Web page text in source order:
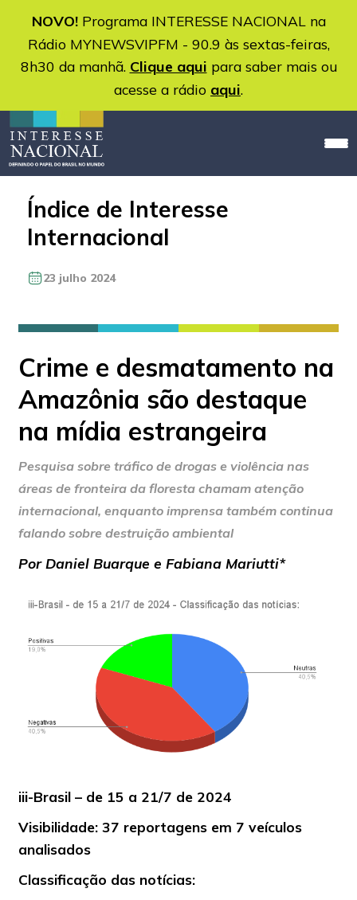
NOVO!Programa INTERESSE NACIONAL na
Rádio MYNEWSVIPFM - 90.9 às sextas-feiras,
8h30 da manhã. Clique aqui para saber mais ou
acesse a rádio aqui.
Índice de Interesse
Internacional
23 julho 2024
Crime e desmatamento na
Amazônia são destaque
na mídia estrangeira
Pesquisa sobre tráfico de drogas e violência nas
áreas de fronteira da floresta chamam atenção
internacional, enquanto imprensa também continua
falando sobre destruição ambiental
Por Daniel Buarque e Fabiana Mariutti*
iii-Brasil – de 15 a 21/7 de 2024
Visibilidade: 37 reportagens em 7 veículos
analisados
Classificação das notícias: